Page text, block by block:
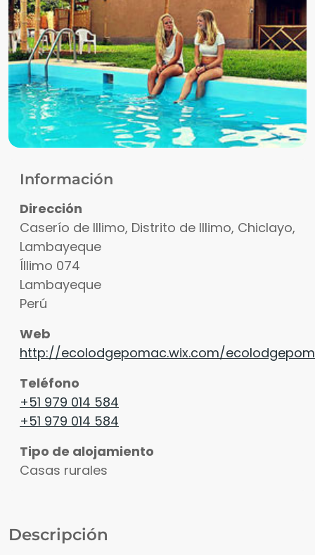
Información
Dirección
Caserío de Illimo, Distrito de Illimo, Chiclayo,
Lambayeque
Íllimo 074
Lambayeque
Perú
Web
http://ecolodgepomac.wix.com/
Teléfono
+51 979 014 584
+51 979 014 584
Tipo de alojamiento
Casas rurales
Descripción